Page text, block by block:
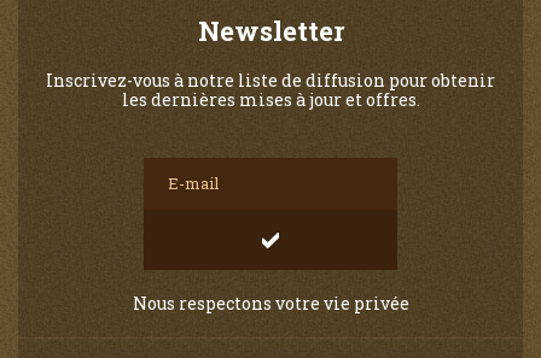
Newsletter
Inscrivez-vous à notre liste de diffusion pour obtenir
les dernières mises à jour et offres.
Nous respectons votre vie privée